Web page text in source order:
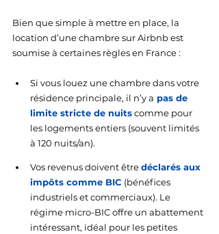
Bien que simple à mettre en place, la
location d’une chambre sur Airbnb est
soumise à certaines règles en France :
Si vous louez une chambre dans votre
résidence principale, il n’y a pas de
limite stricte de nuits comme pour
les logements entiers (souvent limités
à 120 nuits/an).
Vos revenus doivent être déclarés aux
impôts comme BIC (bénéfices
industriels et commerciaux). Le
régime micro-BIC offre un abattement
intéressant, idéal pour les petites